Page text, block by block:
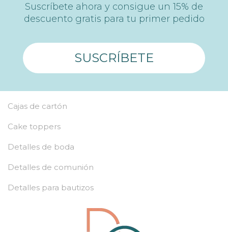
Suscríbete ahora y consigue un 15% de
descuento gratis para tu primer pedido
SUSCRÍBETE
Cajas de cartón
Cake toppers
Detalles de boda
Detalles de comunión
Detalles para bautizos